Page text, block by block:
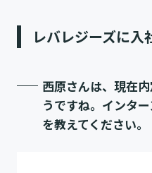
レバレジーズに入
西原さんは、現在
うですね。インタ
を教えてください。